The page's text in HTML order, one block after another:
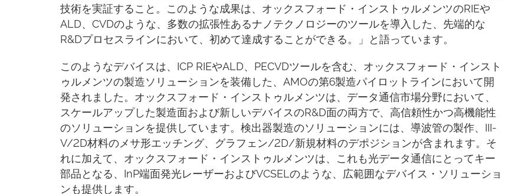
技術を実証すること。このような成果は、オックスフォード・インストゥルメンツのRIEや
ALD、CVDのような、多数の拡張性あるナノテクノロジーのツールを導入した、先端的な
R&Dプロセスラインにおいて、初めて達成することができる。」と語っています。
このようなデバイスは、ICP RIEやALD、PECVDツールを含む、オックスフォード・インスト
ゥルメンツの製造ソリューションを装備した、AMOの第6製造パイロットラインにおいて開
発されました。オックスフォード・インストゥルメンツは、データ通信市場分野において、
スケールアップした製造面および新しいデバイスのR&D面の両方で、高信頼性かつ高機能性
のソリューションを提供しています。検出器製造のソリューションには、導波管の製作、III-
V/2D材料のメサ形エッチング、グラフェン/2D/新規材料のデポジションが含まれます。そ
れに加えて、オックスフォード・インストゥルメンツは、これも光データ通信にとってキー
部品となる、InP端面発光レーザーおよびVCSELのような、広範囲なデバイス・ソリューショ
ンも提供します。